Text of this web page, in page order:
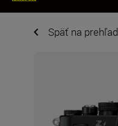
Späť na prehľad